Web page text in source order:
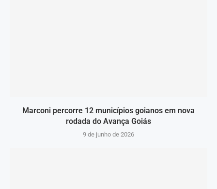
Marconi percorre 12 municípios goianos em nova
rodada do Avança Goiás
9 de junho de 2026